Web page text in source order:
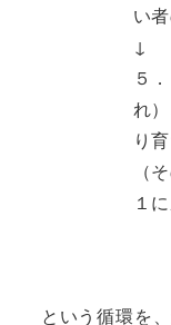
い
↓
５
れ
り
（
１
という循環を